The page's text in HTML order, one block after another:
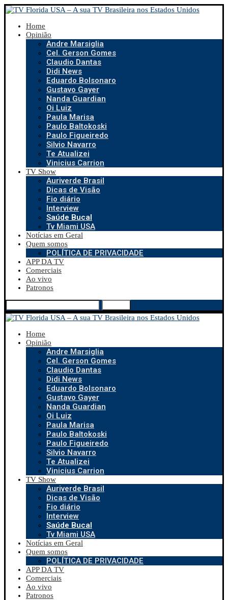
Home
Opinião
Andre Marsiglia
Cel. Gerson Gomes
Claudio Dantas
Didi News
Eduardo Bolsonaro
Gustavo Gayer
Nanda Guardian
Oi Luiz
Paula Marisa
Paulo Baltokoski
Paulo Figueiredo
Silvio Navarro
Te Atualizei
Vinicius Carrion
TV Show
Auriverde Brasil
Dicas de Visão
Fio diário
Interview
Saúde Bucal
Tv Miami USA
Notícias em Geral
Quem somos
POLÍTICA DE PRIVACIDADE
APP DA TV
Comerciais
Ao vivo
Patronos
Home
Opinião
Andre Marsiglia
Cel. Gerson Gomes
Claudio Dantas
Didi News
Eduardo Bolsonaro
Gustavo Gayer
Nanda Guardian
Oi Luiz
Paula Marisa
Paulo Baltokoski
Paulo Figueiredo
Silvio Navarro
Te Atualizei
Vinicius Carrion
TV Show
Auriverde Brasil
Dicas de Visão
Fio diário
Interview
Saúde Bucal
Tv Miami USA
Notícias em Geral
Quem somos
POLÍTICA DE PRIVACIDADE
APP DA TV
Comerciais
Ao vivo
Patronos